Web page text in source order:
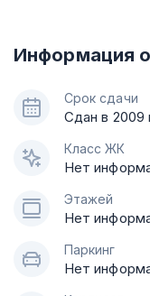
Информация
Срок сдачи
Сдан в 2009
Класс ЖК
Нет
Этажей
Нет
Паркинг
Нет